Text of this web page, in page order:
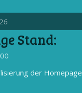
Stand:
der